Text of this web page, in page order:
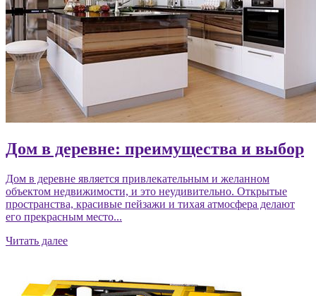
Дом в деревне: преимущества и выбор
Дом в деревне является привлекательным и желанном
объектом недвижимости, и это неудивительно. Открытые
пространства, красивые пейзажи и тихая атмосфера делают
его прекрасным место...
Читать далее